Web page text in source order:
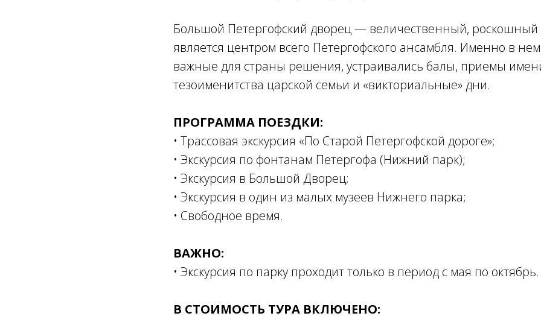
Большой Петергофский дворец — величественный,
является центром всего Петергофского ансамбля. Именно в
важные для страны решения, устраивались балы, приемы
тезоименитства царской семьи и «викториальные» дни.
ПРОГРАММА ПОЕЗДКИ:
• Трассовая экскурсия «По Старой Петергофской дороге»;
• Экскурсия по фонтанам Петергофа (Нижний парк);
• Экскурсия в Большой Дворец;
• Экскурсия в один из малых музеев Нижнего парка;
• Свободное время.
ВАЖНО:
• Экскурсия по парку проходит только в период с мая по октябрь.
В СТОИМОСТЬ ТУРА ВКЛЮЧЕНО: